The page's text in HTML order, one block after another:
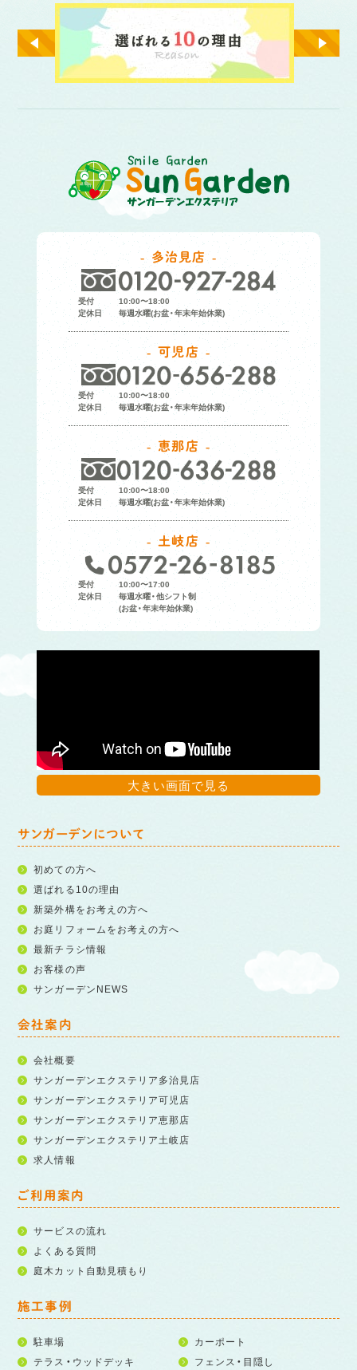
多治見店
受付
10:00〜18:00
定休日
毎週水曜(お盆・年末年始休業)
可児店
受付
10:00〜18:00
定休日
毎週水曜(お盆・年末年始休業)
恵那店
受付
10:00〜18:00
定休日
毎週水曜(お盆・年末年始休業)
土岐店
受付
10:00〜17:00
定休日
毎週水曜・他シフト制
(お盆・年末年始休業)
大きい画面で見る
サンガーデンについて
初めての方へ
選ばれる10の理由
新築外構をお考えの方へ
お庭リフォームをお考えの方へ
最新チラシ情報
お客様の声
サンガーデンNEWS
会社案内
会社概要
サンガーデンエクステリア多治見店
サンガーデンエクステリア可児店
サンガーデンエクステリア恵那店
サンガーデンエクステリア土岐店
求人情報
ご利用案内
サービスの流れ
よくある質問
庭木カット自動見積もり
施工事例
駐車場
カーポート
テラス・ウッドデッキ
フェンス・目隠し